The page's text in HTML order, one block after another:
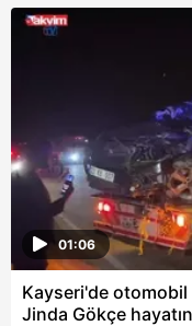
01:06
Kayseri'de otomobil
Jinda Gökçe